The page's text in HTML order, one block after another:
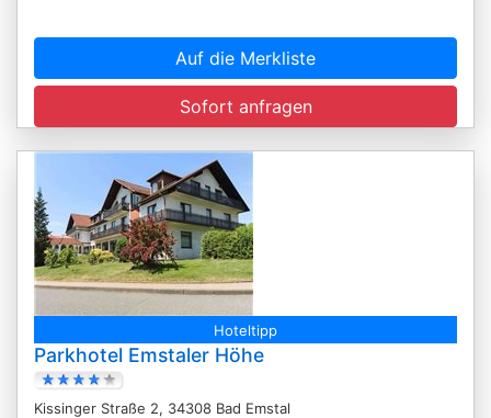
Auf die Merkliste
Sofort anfragen
Hoteltipp
Parkhotel Emstaler Höhe
Kissinger Straße 2, 34308 Bad Emstal